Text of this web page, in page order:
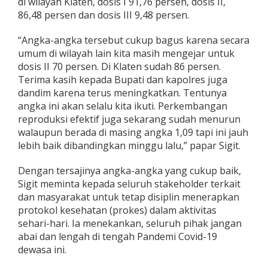
86,48 persen dan dosis III 9,48 persen.
“Angka-angka tersebut cukup bagus karena secara
umum di wilayah lain kita masih mengejar untuk
dosis II 70 persen. Di Klaten sudah 86 persen.
Terima kasih kepada Bupati dan kapolres juga
dandim karena terus meningkatkan. Tentunya
angka ini akan selalu kita ikuti. Perkembangan
reproduksi efektif juga sekarang sudah menurun
walaupun berada di masing angka 1,09 tapi ini jauh
lebih baik dibandingkan minggu lalu,” papar Sigit.
Dengan tersajinya angka-angka yang cukup baik,
Sigit meminta kepada seluruh stakeholder terkait
dan masyarakat untuk tetap disiplin menerapkan
protokol kesehatan (prokes) dalam aktivitas
sehari-hari. Ia menekankan, seluruh pihak jangan
abai dan lengah di tengah Pandemi Covid-19
dewasa ini.